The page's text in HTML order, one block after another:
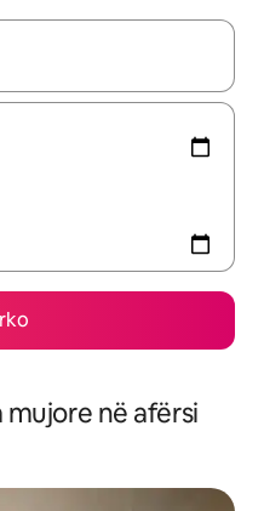
lëviz me butonat e
në afërsi